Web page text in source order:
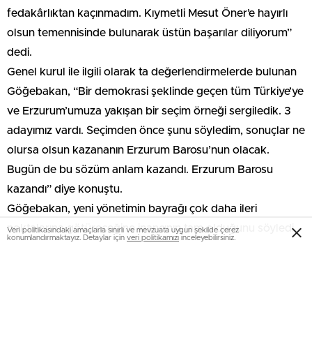
fedakârlıktan kaçınmadım. Kıymetli Mesut Öner’e hayırlı
olsun temennisinde bulunarak üstün başarılar diliyorum”
dedi.
Genel kurul ile ilgili olarak ta değerlendirmelerde bulunan
Göğebakan, “Bir demokrasi şeklinde geçen tüm Türkiye’ye
ve Erzurum’umuza yakışan bir seçim örneği sergiledik. 3
adayımız vardı. Seçimden önce şunu söyledim, sonuçlar ne
olursa olsun kazananın Erzurum Barosu’nun olacak.
Bugün de bu sözüm anlam kazandı. Erzurum Barosu
kazandı” diye konuştu.
Göğebakan, yeni yönetimin bayrağı çok daha ileri
noktalarına götüreceğine inancının tam olduğunu söyledi.
Veri politikasındaki amaçlarla sınırlı ve mevzuata uygun şekilde çerez
konumlandırmaktayız. Detaylar için veri politikamızı inceleyebilirsiniz.